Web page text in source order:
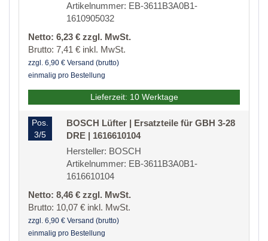
Artikelnummer: EB-3611B3A0B1-
1610905032
Netto: 6,23 € zzgl. MwSt.
Brutto: 7,41 € inkl. MwSt.
zzgl. 6,90 € Versand (brutto)
einmalig pro Bestellung
Lieferzeit: 10 Werktage
Pos.
3/5
BOSCH Lüfter | Ersatzteile für GBH 3-28
DRE | 1616610104
Hersteller: BOSCH
Artikelnummer: EB-3611B3A0B1-
1616610104
Netto: 8,46 € zzgl. MwSt.
Brutto: 10,07 € inkl. MwSt.
zzgl. 6,90 € Versand (brutto)
einmalig pro Bestellung